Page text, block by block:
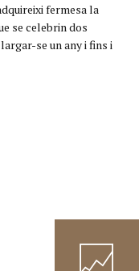
fermesa la
se celebrin dos
se un any i fins i